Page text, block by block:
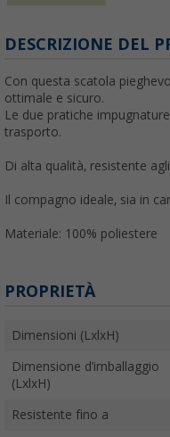
DESCRIZIONE DEL
Con questa scatola
ottimale e sicuro.
Le due pratiche
trasporto.
Di alta qualità, resistente
Il compagno ideale, sia in
Materiale: 100% poliestere
PROPRIETÀ
Dimensioni (LxlxH)
Dimensione d’imballaggio
(LxlxH)
Resistente fino a